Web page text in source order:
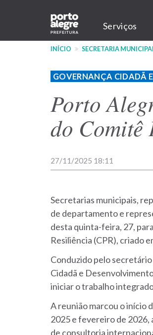
conteúdo
Main
navigation
Serviços
INÍCIO SECRETARIA
GOVERNANÇA CIDADÃ
Porto
do Comitê
27/11/2025 18:11
Secretarias municipais,
de departamento e
desta quinta-feira, 27,
Resiliência (CPR), criado
Conduzido pelo
Cidadã e
iniciar o trabalho
A reunião marcou o início
2025 e fevereiro de 2026,
de consultoria